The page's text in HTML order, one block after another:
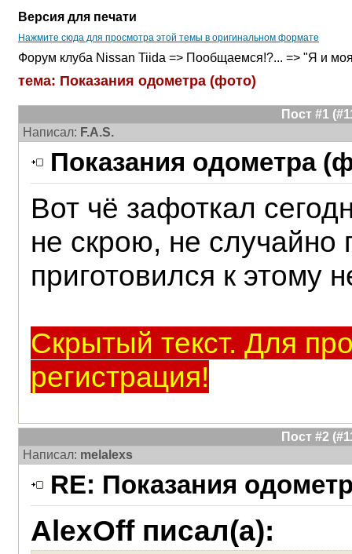
Версия для печати
Нажмите сюда для просмотра этой темы в оригинальном формате
Форум клуба Nissan Tiida => Пообщаемся!?... => "Я и
тема: Показания одометра (фото)
Пост #1
Написал: F.A.S.
Показания одометра
Вот чё зафоткал
не скрою, не
приготовился к этому
Скрытый текст. Для
регистрация!
Пост #2
Написал: melalexs
RE: Показания
AlexOff писал(а):